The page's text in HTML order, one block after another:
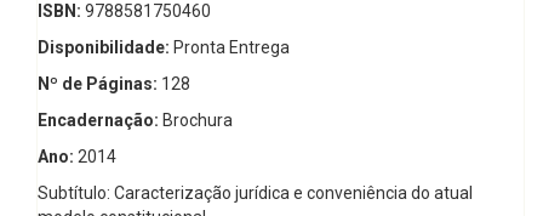
ISBN: 9788581750460
Disponibilidade: Pronta Entrega
Nº de Páginas: 128
Encadernação: Brochura
Ano: 2014
Subtítulo: Caracterização jurídica e conveniência do atual